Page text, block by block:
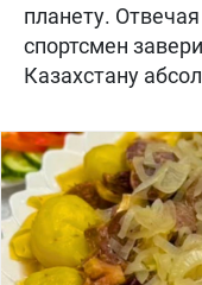
планету.
спортсмен
Казахстану